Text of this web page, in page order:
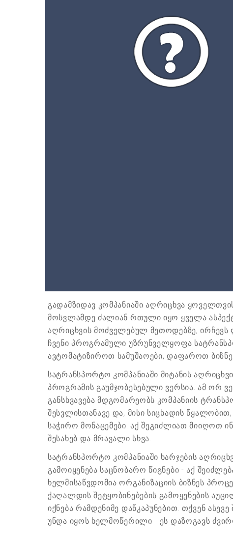
გადამზიდავ კომპანიაში აღრიცხვა
მოსვლამდე ძალიან რთული იყო ყველა
აღრიცხვის მოძველებულ მეთოდებზე,
ჩვენი პროგრამული უზრუნველყოფა
ავტომატიზიროთ სამუშაოები, დაფაროთ
სატრანსპორტო კომპანიაში მიტანის
პროგრამის გაუმჯობესებული ვერსია. ამ ორ
განსხვავება მდგომარეობს კომპანიის
შესვლისთანავე და, მისი სიცხადის
საჭირო მონაცემები. აქ შეგიძლიათ მიიღოთ
შესახებ და მრავალი სხვა.
სატრანსპორტო კომპანიაში ხარჯების
გამოიყენება საცნობარო წიგნები - აქ
ხელმისაწვდომია ორგანიზაციის ბიზნეს
ქაღალდის შეტყობინებების გამოყენების
იქნება რამდენიმე დაწკაპუნებით. თქვენ
უნდა იყოს ხელმოწერილი - ეს დაზოგავს